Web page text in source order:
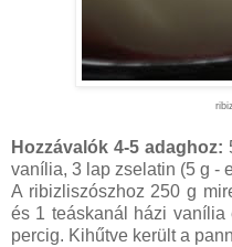
Hozzávalók 4-5 adaghoz:
vanília, 3 lap zselatin (5 g -
A ribizliszószhoz 250 g
és 1 teáskanál házi vanília
percig. Kihűtve került a